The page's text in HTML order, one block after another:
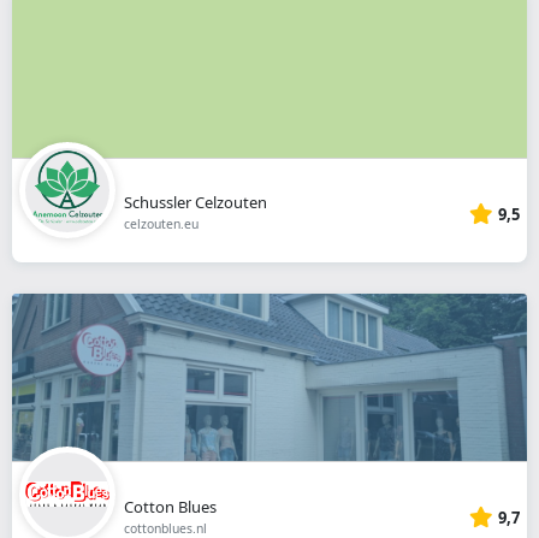
Schussler Celzouten
celzouten.eu 9,5
Cotton Blues
cottonblues.nl 9,7